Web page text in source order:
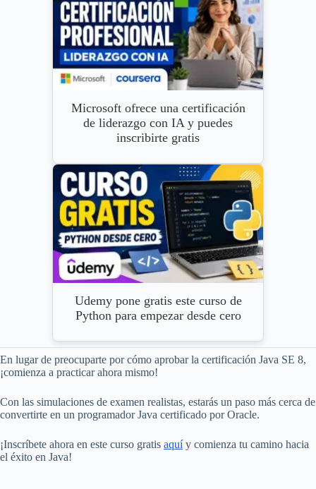
Microsoft ofrece una certificación
de liderazgo con IA y puedes
inscribirte gratis
Udemy pone gratis este curso de
Python para empezar desde cero
En lugar de preocuparte por cómo aprobar la certificación Java SE 8,
¡comienza a practicar ahora mismo!
Con las simulaciones de examen realistas, estarás un paso más cerca de
convertirte en un programador Java certificado por Oracle.
¡Inscríbete ahora en este curso gratis aquíy comienza tu camino hacia
el éxito en Java!